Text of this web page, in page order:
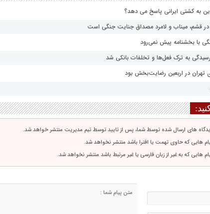
به کشتی ایرانی پاسخ می دهد؟
در قشم، میناب و لامرد مصداق جنایت جنگی است
با بخشنامه پیش نمی‌رود
به ترک فعل‌ها و تخلفات بانکی شد
تهران در اربعین رضایت‌بخش بود
های ارسال شده توسط شما، پس از تایید توسط تیم مدیریت منتشر خواهد شد.
هایی که حاوی تهمت یا افترا باشد منتشر نخواهد شد.
هایی که به غیر از زبان فارسی یا غیر مرتبط باشد منتشر نخواهد شد.